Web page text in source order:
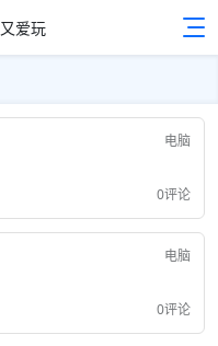
电脑
0评论
电脑
0评论